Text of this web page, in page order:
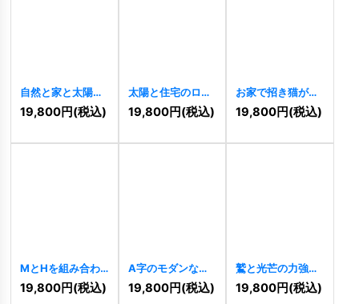
自然と家と太陽の
ロゴ[10489]
19,800円(税込)
太陽と住宅のロゴ
[10463]
19,800円(税込)
お家で招き猫が輝
く安心ロゴ
10460 ]
19,800円(税込)
MとHを組み合わ
せた力強いロゴ
10456]
19,800円(税込)
A字のモダンなグ
ラデーションロゴ
10437]
19,800円(税込)
鷲と光芒の力強い
幾何学ロゴ
10690 ]
19,800円(税込)